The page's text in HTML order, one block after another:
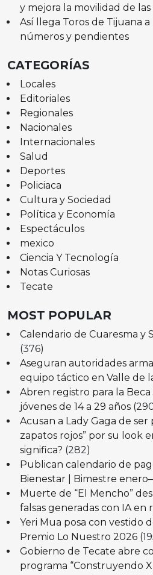
y mejora la movilidad de las
Así llega Toros de Tijuana
números y pendientes
CATEGORÍAS
Locales
Editoriales
Regionales
Nacionales
Internacionales
Salud
Deportes
Policiaca
Cultura y Sociedad
Política y Economía
Espectáculos
mexico
Ciencia Y Tecnología
Notas Curiosas
Tecate
MOST POPULAR
Calendario de Cuaresma y
(376)
Aseguran autoridades
equipo táctico en Valle de
Abren registro para la Beca
jóvenes de 14 a 29 años
Acusan a Lady Gaga de
zapatos rojos” por su look
significa? (282)
Publican calendario de
Bienestar | Bimestre
Muerte de “El Mencho”
falsas generadas con IA en
Yeri Mua posa con vestido
Premio Lo Nuestro 2026
Gobierno de Tecate abre
programa “Construyendo X